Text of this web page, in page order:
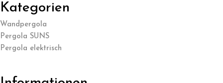
Kategorien
Wandpergola
Pergola SUNS
Pergola elektrisch